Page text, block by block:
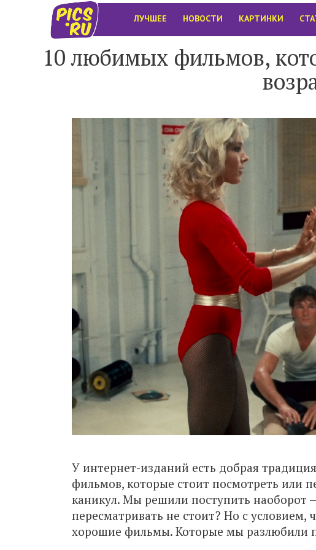
ЛУЧШЕЕ НОВОСТИ КАРТИНКИ
10 любимых фильмов,
У интернет-изданий есть добрая
фильмов, которые стоит посмотреть или
каникул. Мы решили поступить наоборот
пересматривать не стоит? Но с
хорошие фильмы. Которые мы разлюбили